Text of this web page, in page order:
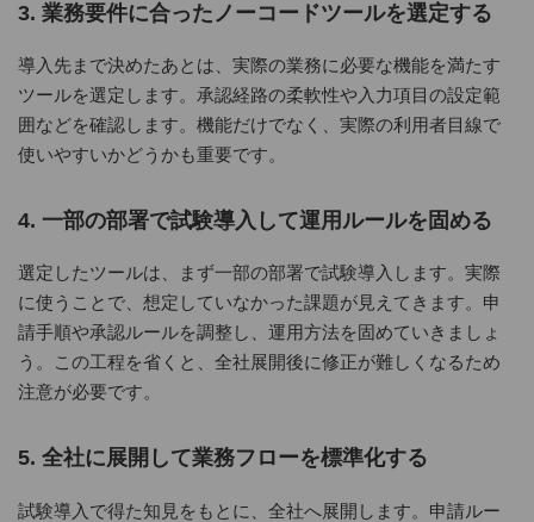
3. 業務要件に合ったノーコードツールを選定する
導入先まで決めたあとは、実際の業務に必要な機能を満たす
ツールを選定します。承認経路の柔軟性や入力項目の設定範
囲などを確認します。機能だけでなく、実際の利用者目線で
使いやすいかどうかも重要です。
4. 一部の部署で試験導入して運用ルールを固める
選定したツールは、まず一部の部署で試験導入します。実際
に使うことで、想定していなかった課題が見えてきます。申
請手順や承認ルールを調整し、運用方法を固めていきましょ
う。この工程を省くと、全社展開後に修正が難しくなるため
注意が必要です。
5. 全社に展開して業務フローを標準化する
試験導入で得た知見をもとに、全社へ展開します。申請ルー